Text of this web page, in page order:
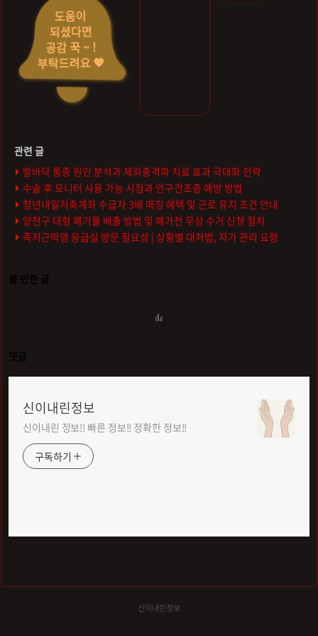
도움이
되셨다면
공감 꾹 ~ !
부탁드려요 💖
발바닥 통증 원인 분석과 체외충격파 치료 효과 극대화 전략
수술 후 모니터 사용 가능 시점과 안구건조증 예방 방법
청년내일저축계좌 수급자 3배 매칭 혜택 및 근로 유지 조건 안내
양천구 대형 폐기물 배출 방법 및 폐가전 무상 수거 신청 절차
족저근막염 응급실 방문 필요성 | 상황별 대처법, 자가 관리 요령
볼 만한 글
댓글
신이내린정보
신이내린 정보!! 빠른 정보!! 정확한 정보!!
구독하기
신이내린정보